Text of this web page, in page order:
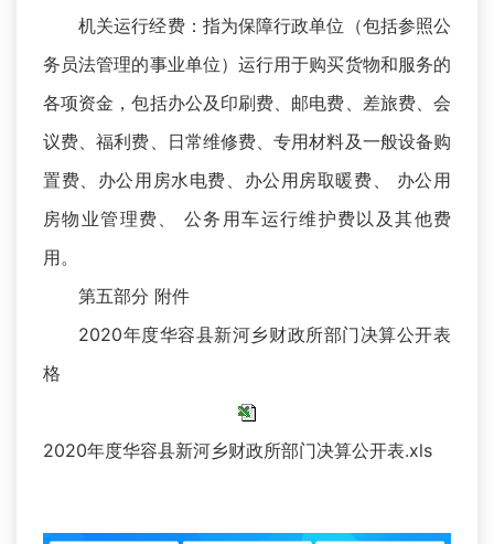
机关运行经费：指为保障行政单位（包括参照公
务员法管理的事业单位）运行用于购买货物和服务的
各项资金，包括办公及印刷费、邮电费、差旅费、会
议费、福利费、日常维修费、专用材料及一般设备购
置费、办公用房水电费、办公用房取暖费、 办公用
房物业管理费、 公务用车运行维护费以及其他费
用。
第五部分 附件
2020年度华容县新河乡财政所部门决算公开表
格
2020年度华容县新河乡财政所部门决算公开表.xls